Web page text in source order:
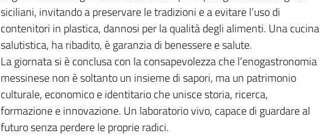
siciliani, invitando a preservare le tradizioni e a evitare l’uso di
contenitori in plastica, dannosi per la qualità degli alimenti. Una cucina
salutistica, ha ribadito, è garanzia di benessere e salute.
La giornata si è conclusa con la consapevolezza che l’enogastronomia
messinese non è soltanto un insieme di sapori, ma un patrimonio
culturale, economico e identitario che unisce storia, ricerca,
formazione e innovazione. Un laboratorio vivo, capace di guardare al
futuro senza perdere le proprie radici.